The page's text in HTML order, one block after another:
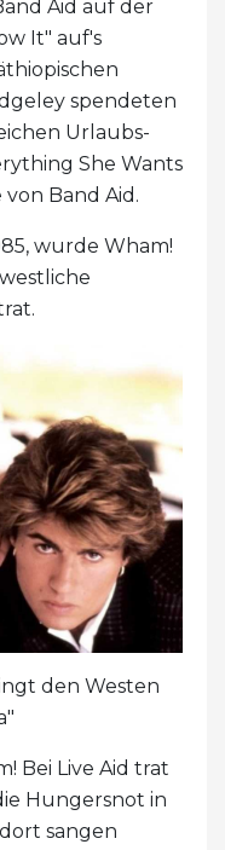
Aid auf der
It" auf's
spendeten
Urlaubs-
She Wants
Band Aid.
wurde Wham!
den Westen
Bei Live Aid trat
Hungersnot in
sangen